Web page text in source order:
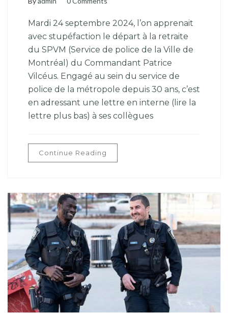
Mardi 24 septembre 2024, l’on apprenait
avec stupéfaction le départ à la retraite
du SPVM (Service de police de la Ville de
Montréal) du Commandant Patrice
Vilcéus. Engagé au sein du service de
police de la métropole depuis 30 ans, c’est
en adressant une lettre en interne (lire la
lettre plus bas) à ses collègues
Continue Reading